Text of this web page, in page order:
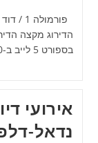
הדירוג מקצה
בספורט 5 לייב ב-21:00. אופניים / דוד "פאקו" סעדה…
נדאל-